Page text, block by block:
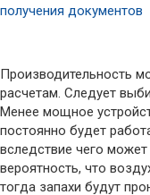
получения документов
Производительность
расчетам. Следует
Менее мощное
постоянно будет
вследствие чего
вероятность, что
тогда запахи будут